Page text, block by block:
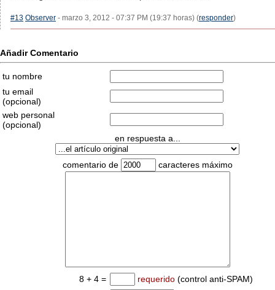
#13 Observer - marzo 3, 2012 - 07:37 PM (19:37 horas) (responder)
Añadir Comentario
tu nombre
tu email
(opcional)
web personal
(opcional)
en respuesta a...
comentario de caracteres máximo
8 + 4 = requerido (control anti-SPAM)